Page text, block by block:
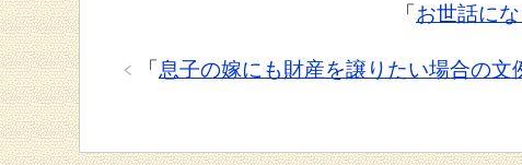
「お世話に
「息子の嫁にも財産を譲りたい場合の文